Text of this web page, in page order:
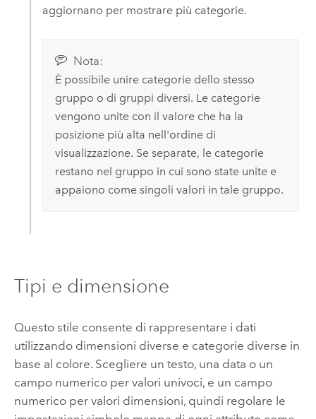
aggiornano per mostrare più categorie.
Nota:
È possibile unire categorie dello stesso
gruppo o di gruppi diversi. Le categorie
vengono unite con il valore che ha la
posizione più alta nell'ordine di
visualizzazione. Se separate, le categorie
restano nel gruppo in cui sono state unite e
appaiono come singoli valori in tale gruppo.
Tipi e dimensione
Questo stile consente di rappresentare i dati
utilizzando dimensioni diverse e categorie diverse in
base al colore. Scegliere un testo, una data o un
campo numerico per valori univoci, e un campo
numerico per valori dimensioni, quindi regolare le